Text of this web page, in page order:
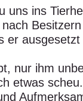
uns ins
er
nur ihm
etwas